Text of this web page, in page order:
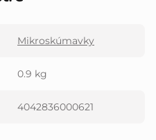
Mikroskúmavky
0.9 kg
4042836000621